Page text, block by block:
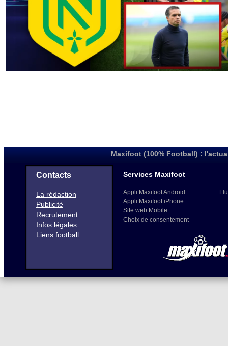
Maxifoot (100% Football) :
Contacts
La rédaction
Publicité
Recrutement
Infos légales
Liens football
Services Maxifoot
Appli Maxifoot Android
Appli Maxifoot iPhone
Site web Mobile
Choix de consentement